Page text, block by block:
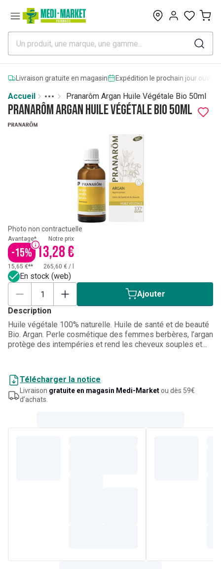
0
Livraison gratuite en magasin Expédition le prochain jour
Accueil
More
Toggle menu
Pranarôm Argan Huile Végétale Bio 50ml
Pranarôm Argan Huile Végétale Bio 50ml
Photo non contractuelle
Avantage*
-15%
Notre prix
13,28 €
15,65 €** 265,60 € /
En stock (web)
Ajouter
Description
Huile végétale 100% naturelle. Huile de santé et de beauté
Bio. Argan. Perle cosmétique des femmes berbères, l’argan
protège des intempéries et rend les cheveux souples et
ou fragilisées. S’utilise pour protéger la peau du
vieillissement, fortifier les ongles fragiles et cassants.
Télécharger la notice
Livraison gratuite en magasin Medi-Marketou dès 59€
d’achats.